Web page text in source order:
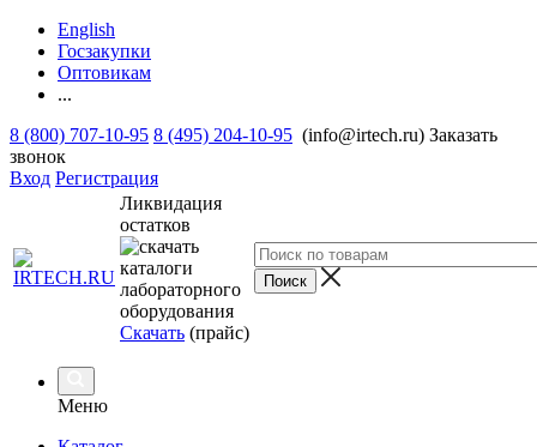
English
Госзакупки
Оптовикам
...
8 (800) 707-10-95 8 (495) 204-10-95 (info@irtech.ru) Заказать
звонок
Вход Регистрация
Ликвидация
остатков
Скачать (прайс)
Меню